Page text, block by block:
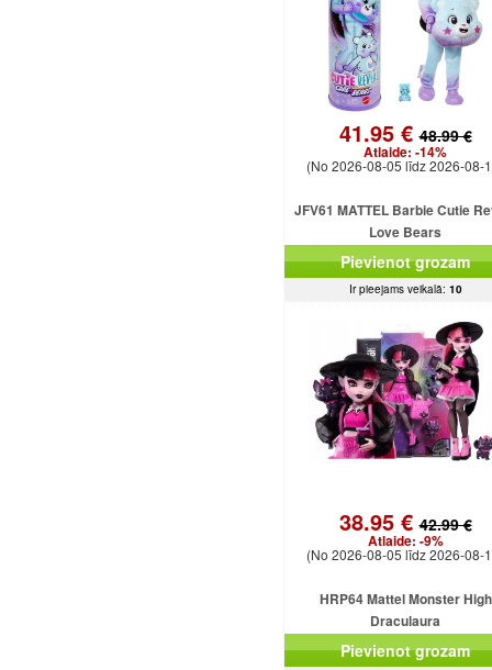
41.95 €48.99 €
Atlaide: -14%
(No 2026-08-05 līdz 2026-08-
JFV61 MATTEL Barbie Cutie
Love Bears
Pievienot grozam
Ir pieejams veikalā: 10
38.95 €42.99 €
Atlaide: -9%
(No 2026-08-05 līdz 2026-08-
HRP64 Mattel Monster High
Draculaura
Pievienot grozam